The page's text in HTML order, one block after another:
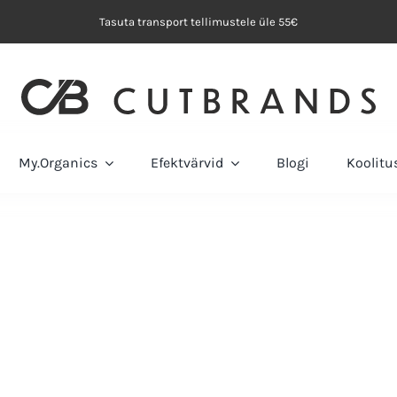
Tasuta transport tellimustele üle 55€
My.Organics Efektvärvid Blogi